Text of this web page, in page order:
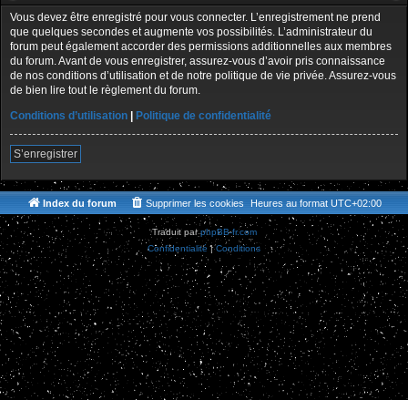
Vous devez être enregistré pour vous connecter. L’enregistrement ne prend
que quelques secondes et augmente vos possibilités. L’administrateur du
forum peut également accorder des permissions additionnelles aux membres
du forum. Avant de vous enregistrer, assurez-vous d’avoir pris connaissance
de nos conditions d’utilisation et de notre politique de vie privée. Assurez-vous
de bien lire tout le règlement du forum.
Conditions d’utilisation
Politique de confidentialité
S’enregistrer
Index du forum Heures au format UTC+02:00
Supprimer les cookies
Traduit parphpBB-fr.com
Confidentialité |Conditions